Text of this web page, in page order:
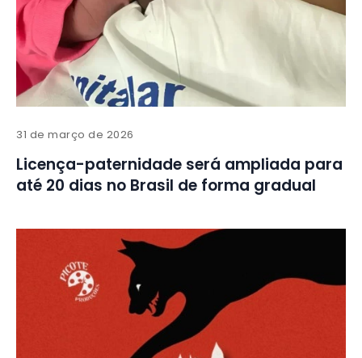
31 de março de 2026
Licença-paternidade será ampliada para
até 20 dias no Brasil de forma gradual